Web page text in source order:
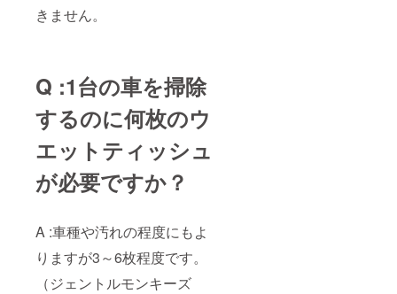
きません。
Q :1台の車を掃除
するのに何枚のウ
エットティッシュ
が必要ですか？
A :車種や汚れの程度にもよ
りますが3～6枚程度です。
（ジェントルモンキーズ